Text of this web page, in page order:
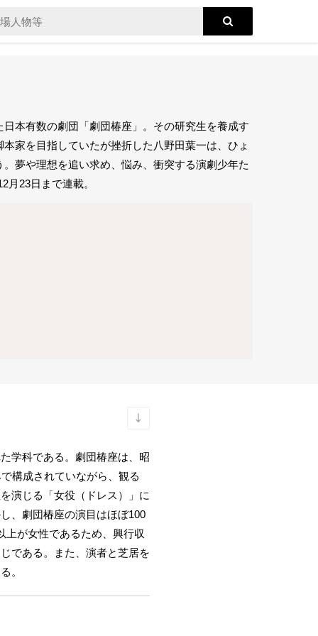
本有数の劇団「劇団椿座」。その研究生を養成す
家を目指していたが挫折した八野田葉一は、ひょ
夢や理想を追い求め、悩み、衝突する演劇少年た
23日まで連載。
学科である。劇団椿座は、昭
構成されていながら、観る
演じる「女役（ドレス）」に
、劇団椿座の演目はほぼ100
上が女性であるため、興行収
である。また、演者と芝居を
。